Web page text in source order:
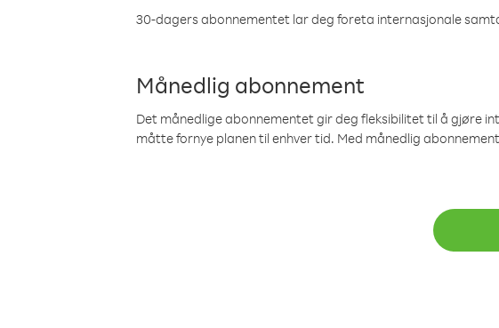
30-dagers abonnementet lar deg foreta internasjonale
Månedlig abonnement
Det månedlige abonnementet gir deg fleksibilitet til å gjøre
måtte fornye planen til enhver tid. Med månedlig